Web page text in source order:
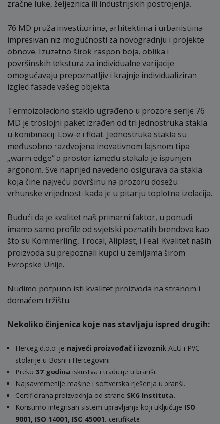
zračne luke, željeznica ili industrijskih postrojenja.
76 MD pruža investitorima, arhitektima i urbanistima
impresivan niz mogućnosti za novogradnju i projekte
obnove. Izuzetno širok raspon boja, oblika i
površinskih tekstura za individualne varijacije
omogućavaju prepoznatljiv i krajnje individualiziran
izgled fasade vašeg objekta.
Termoizolaciono staklo ugrađeno u prozore serije 76
MD je troslojni paket izrađen od tri jednostruka stakla
u kombinaciji Low-e i float. Jednostruka stakla su
međusobno razdvojena inovativnom lajsnom tipa
„warm edge“ a prostor između stakala je ispunjen
argonom. Sve naprijed navedeno osigurava da stakla
koja čine najveću površinu na prozoru dosežu
vrhunske vrijednosti kada je u pitanju toplotna izolacija.
Budući da je kvalitet naš primarni faktor, u ponudi
imamo samo profile od svjetski poznatih brendova kao
što su Kommerling, Trocal, Aliplast, i Feal. Kvalitet naših
proizvoda su prepoznali kupci u zemljama širom
Evropske Unije.
Nudimo potpuno isti kvalitet proizvoda na stranom i
domaćem tržištu.
Nekoliko činjenica koje nas stavljaju ispred drugih:
Herceg d.o.o. je najveći proizvođač i izvoznik ALU i PVC
stolarije u Bosni i Hercegovini.
Preko 37 godina iskustva i tradicije u branši.
Najsavremenije mašine i softverska rješenja u branši.
Certificirana proizvodnja od strane SKG Instituta.
Koristimo integrisan sistem upravljanja koji uključuje ISO
9001, ISO 14001, ISO 45001. certifikate